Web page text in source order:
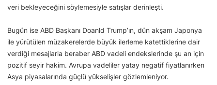
veri bekleyeceğini söylemesiyle satışlar derinleşti.
Bugün ise ABD Başkanı Doanld Trump’ın, dün akşam Japonya
ile yürütülen müzakerelerde büyük ilerleme katettiklerine dair
verdiği mesajlarla beraber ABD vadeli endekslerinde şu an için
pozitif seyir hakim. Avrupa vadeliler yatay negatif fiyatlanırken
Asya piyasalarında güçlü yükselişler gözlemleniyor.